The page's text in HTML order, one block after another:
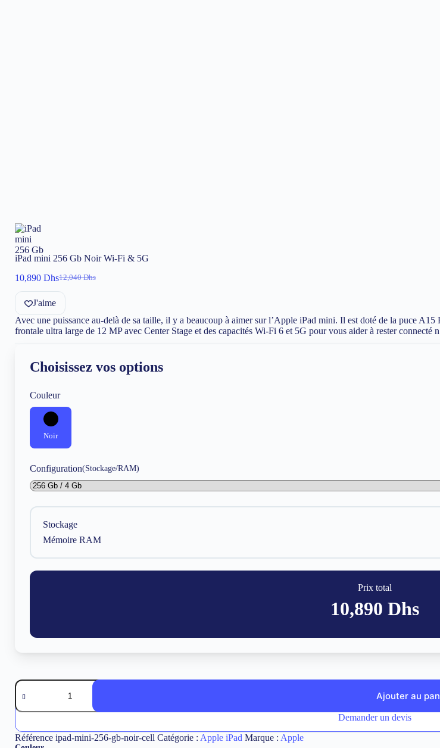
iPad mini 256 Gb Noir Wi-Fi & 5G
12,040Dhs
Le
prix
initial
était :
12,040 Dhs.
10,890 DhsLe
prix
actuel
est :
10,890 Dhs.
J'aime
Avec une puissance au-delà de sa taille, il y a beaucoup à aimer sur l’Apple iPad mini. Il est doté de la puce
frontale ultra large de 12 MP avec Center Stage et des capacités Wi-Fi 6 et 5G pour vous aider à rester connecté
Choisissez vos options
Couleur
Noir
Configuration(Stockage/RAM)
Stockage
Mémoire RAM
Prix total
10,890Dhs
quantité
de
iPad
mini
256
Gb
Noir
Ajouter au
Demander un devis
Référence ipad-mini-256-gb-noir-cell Catégorie : Apple iPad Marque : Apple